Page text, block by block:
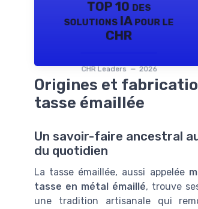
TOP 10 des
solutions IA pour le
CHR
CHR Leaders — 2026
Origines et
tasse émaillée
Un savoir-faire ancestral
du quotidien
La tasse émaillée, aussi appelée
tasse en métal émaillé, trouve
une tradition artisanale qui